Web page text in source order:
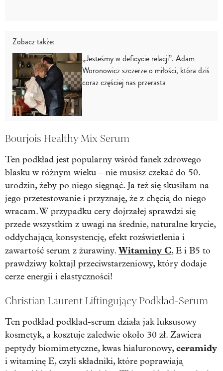
Zobacz także:
„Jesteśmy w deficycie relacji”. Adam
Woronowicz szczerze o miłości, która dziś
coraz częściej nas przerasta
Bourjois Healthy Mix Serum
Ten podkład jest popularny wśród fanek zdrowego
blasku w różnym wieku – nie musisz czekać do 50.
urodzin, żeby po niego sięgnąć. Ja też się skusiłam na
jego przetestowanie i przyznaję, że z chęcią do niego
wracam. W przypadku cery dojrzałej sprawdzi się
przede wszystkim z uwagi na średnie, naturalne krycie,
oddychającą konsystencję, efekt rozświetlenia i
zawartość serum z żurawiny. Witaminy C, E i B5 to
prawdziwy koktajl przeciwstarzeniowy, który dodaje
cerze energii i elastyczności!
Christian Laurent Liftingujący Podkład-Serum
Ten podkład podkład-serum działa jak luksusowy
kosmetyk, a kosztuje zaledwie około 30 zł. Zawiera
peptydy biomimetyczne, kwas hialuronowy,ceramidy
i witaminę E, czyli składniki, które poprawiają